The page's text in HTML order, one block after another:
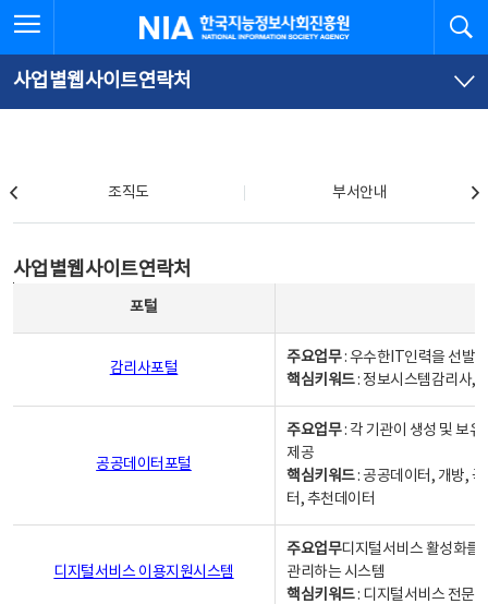
문
로
가
체
뉴
바
가
한국지능정보사회진흥원
사업별웹사이트연락처
조직도 부서안내
사업별웹사이트연락처
포털
감리사포털
주요업무: 우수한IT인력을 선발
핵심키워드: 정보시스템감리사,
공공데이터포털
주요업무: 각 기관이 생성 및 보
제공
핵심키워드: 공공데이터, 개방,
터, 추천데이터
디지털서비스 이용지원시스템
주요업무디지털서비스 활성화를
관리하는 시스템
핵심키워드: 디지털서비스 전문